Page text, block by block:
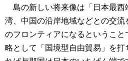
島の新しい将来像は「日本最西
湾、中国の沿岸地域などとの交
のフロンティアになるというこ
略として「国境型自由貿易」を